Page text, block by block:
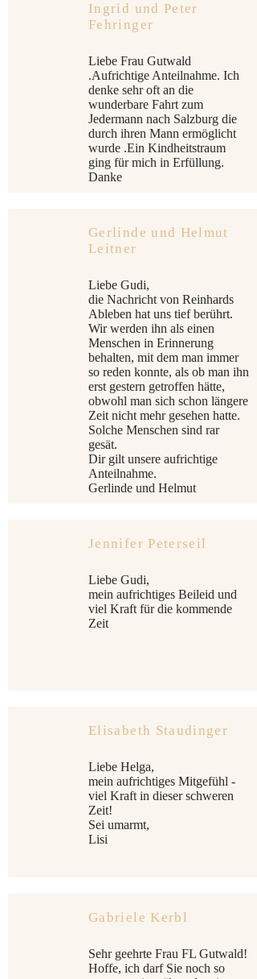
Ingrid und Peter
Fehringer
Liebe Frau Gutwald
.Aufrichtige Anteilnahme. Ich
denke sehr oft an die
wunderbare Fahrt zum
Jedermann nach Salzburg die
durch ihren Mann ermöglicht
wurde .Ein Kindheitstraum
ging für mich in Erfüllung.
Danke
Gerlinde und Helmut
Leitner
Liebe Gudi,
die Nachricht von Reinhards
Ableben hat uns tief berührt.
Wir werden ihn als einen
Menschen in Erinnerung
behalten, mit dem man immer
so reden konnte, als ob man ihn
erst gestern getroffen hätte,
obwohl man sich schon längere
Zeit nicht mehr gesehen hatte.
Solche Menschen sind rar
gesät.
Dir gilt unsere aufrichtige
Anteilnahme.
Gerlinde und Helmut
Jennifer Peterseil
Liebe Gudi,
mein aufrichtiges Beileid und
viel Kraft für die kommende
Zeit
Elisabeth Staudinger
Liebe Helga,
mein aufrichtiges Mitgefühl -
viel Kraft in dieser schweren
Zeit!
Sei umarmt,
Lisi
Gabriele Kerbl
Sehr geehrte Frau FL Gutwald!
Hoffe, ich darf Sie noch so